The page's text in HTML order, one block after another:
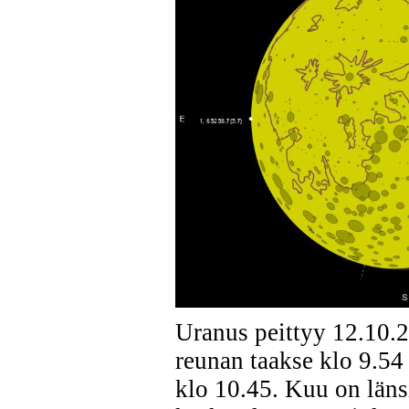
Uranus peittyy
reunan taakse klo
klo 10.45. Kuu on